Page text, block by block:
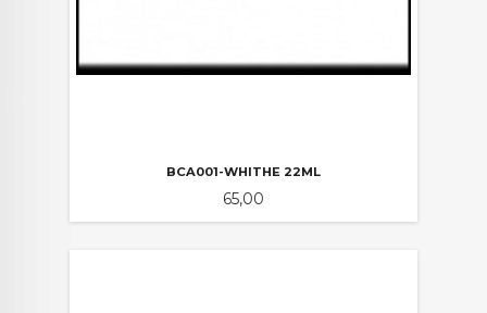
BCA001-WHITHE 22ML
Pris
65,00